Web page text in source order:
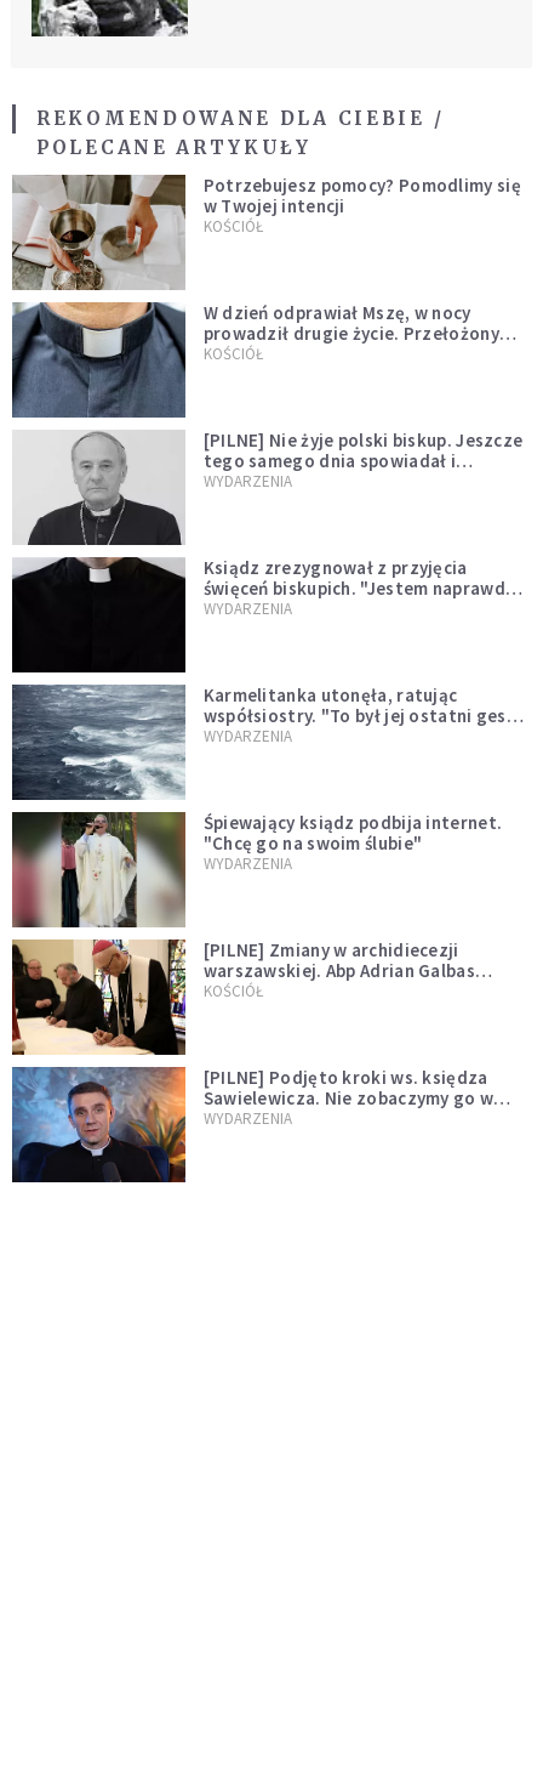
REKOMENDOWANE DLA CIEBIE /
POLECANE ARTYKUŁY
Potrzebujesz pomocy? Pomodlimy się
w Twojej intencji
KOŚCIÓŁ
W dzień odprawiał Mszę, w nocy
prowadził drugie życie. Przełożony
kazał mu opuścić zakon
KOŚCIÓŁ
[PILNE] Nie żyje polski biskup. Jeszcze
tego samego dnia spowiadał i
sprawował Mszę świętą
WYDARZENIA
Ksiądz zrezygnował z przyjęcia
święceń biskupich. "Jestem naprawdę
niegodny"
WYDARZENIA
Karmelitanka utonęła, ratując
współsiostry. "To był jej ostatni gest
miłości"
WYDARZENIA
Śpiewający ksiądz podbija internet.
"Chcę go na swoim ślubie"
WYDARZENIA
[PILNE] Zmiany w archidiecezji
warszawskiej. Abp Adrian Galbas
wręczył dekrety nowym proboszczom
KOŚCIÓŁ
[PILNE] Podjęto kroki ws. księdza
Sawielewicza. Nie zobaczymy go w
mediach
WYDARZENIA